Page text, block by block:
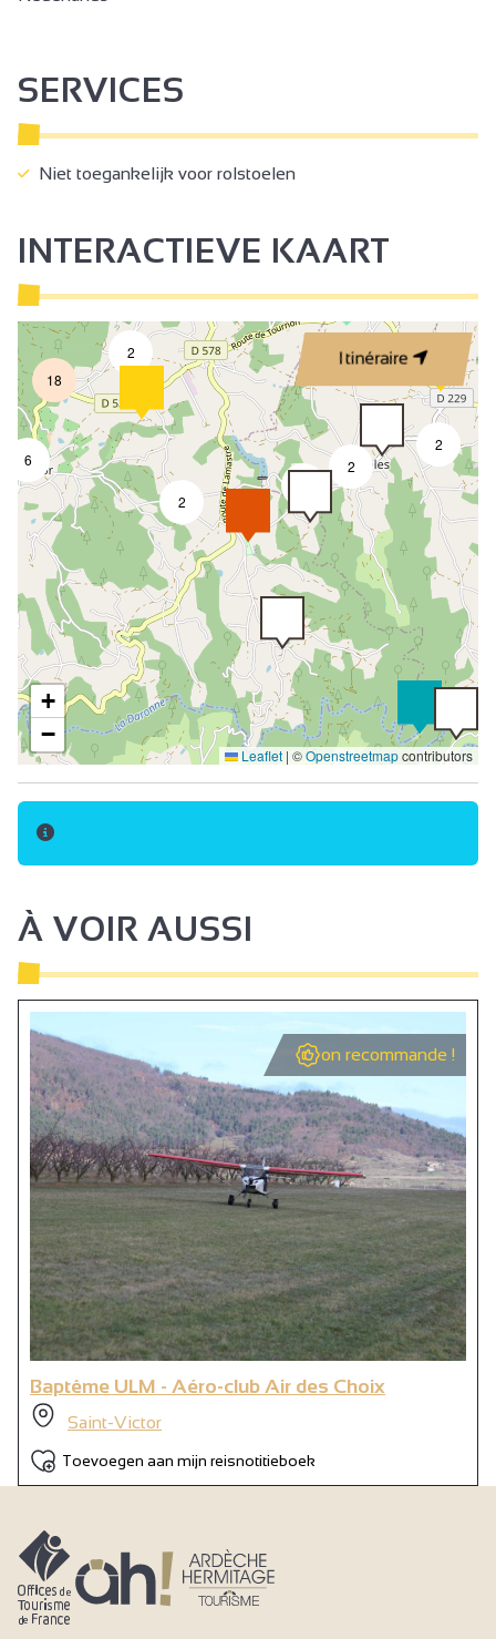
SERVICES
Niet toegankelijk voor rolstoelen
INTERACTIEVE KAART
Itinéraire
2
2
6
18
2
2
+
−
Leaflet | ©Openstreetmapcontributors
À VOIR AUSSI
on recommande !
Baptême ULM - Aéro-club Air des Choix
Saint-Victor
Toevoegen aan mijn reisnotitieboek